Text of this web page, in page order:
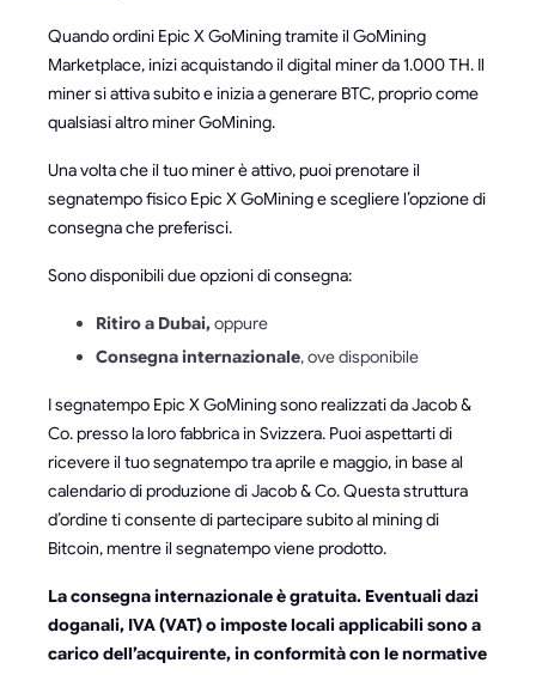
Quando ordini Epic X GoMining tramite il GoMining
Marketplace, inizi acquistando il digital miner da 1.000 TH. Il
miner si attiva subito e inizia a generare BTC, proprio come
qualsiasi altro miner GoMining.
Una volta che il tuo miner è attivo, puoi prenotare il
segnatempo fisico Epic X GoMining e scegliere l’opzione di
consegna che preferisci.
Sono disponibili due opzioni di consegna:
Ritiro a Dubai,oppure
Consegna internazionale, ove disponibile
I segnatempo Epic X GoMining sono realizzati da Jacob &
Co. presso la loro fabbrica in Svizzera. Puoi aspettarti di
ricevere il tuo segnatempo tra aprile e maggio, in base al
calendario di produzione di Jacob & Co. Questa struttura
d’ordine ti consente di partecipare subito al mining di
Bitcoin, mentre il segnatempo viene prodotto.
La consegna internazionale è gratuita. Eventuali dazi
doganali, IVA (VAT) o imposte locali applicabili sono a
carico dell’acquirente, in conformità con le normative